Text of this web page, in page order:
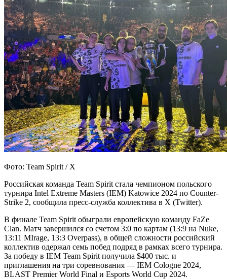
Фото: Team Spirit / X
Российская команда Team Spirit стала чемпионом польского
турнира Intel Extreme Masters (IEM) Katowice 2024 по Counter-
Strike 2, сообщила пресс-служба коллектива в X (Twitter).
В финале Team Spirit обыграли европейскую команду FaZe
Clan. Матч завершился со счетом 3:0 по картам (13:9 на Nuke,
13:11 MIrage, 13:3 Overpass), в общей сложности российский
коллектив одержал семь побед подряд в рамках всего турнира.
За победу в IEM Team Spirit получила $400 тыс. и
приглашения на три соревнования — IEM Cologne 2024,
BLAST Premier World Final и Esports World Cup 2024.